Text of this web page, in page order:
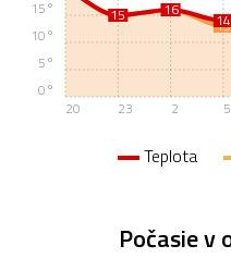
15 16
13
15 16
14
20 23 2 5
0°
5°
10°
15°
Teplota
Počasie v